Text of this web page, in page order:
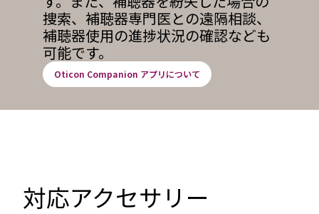
捜索、補聴器専門医との遠隔相談、
補聴器使用の進捗状況の確認なども
可能です。
Oticon Companion アプリについて
対応アクセサリー